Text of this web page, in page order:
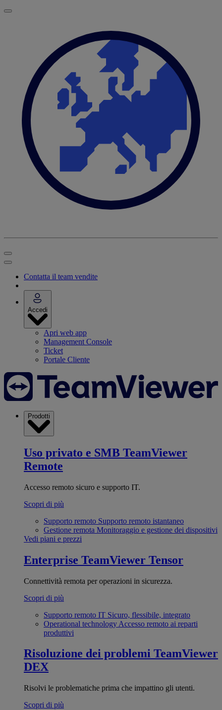
Contatta il team vendite
Accedi
Apri web app
Management Console
Ticket
Portale Cliente
Prodotti
Uso privato e SMB TeamViewer
Remote
Accesso remoto sicuro e supporto IT.
Scopri di più
Supporto remoto Supporto remoto istantaneo
Gestione remota Monitoraggio e gestione dei dispositivi
Vedi piani e prezzi
Enterprise TeamViewer Tensor
Connettività remota per operazioni in sicurezza.
Scopri di più
Supporto remoto IT Sicuro, flessibile, integrato
Operational technology Accesso remoto ai reparti
produttivi
Risoluzione dei problemi TeamViewer
DEX
Risolvi le problematiche prima che impattino gli utenti.
Scopri di più